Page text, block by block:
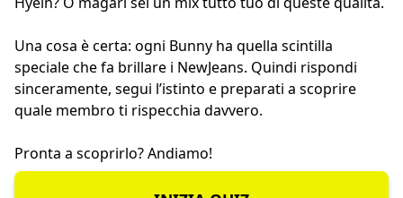
Una cosa è certa: ogni Bunny ha quella scintilla
speciale che fa brillare i NewJeans. Quindi rispondi
sinceramente, segui l’istinto e preparati a scoprire
quale membro ti rispecchia davvero.
Pronta a scoprirlo? Andiamo!